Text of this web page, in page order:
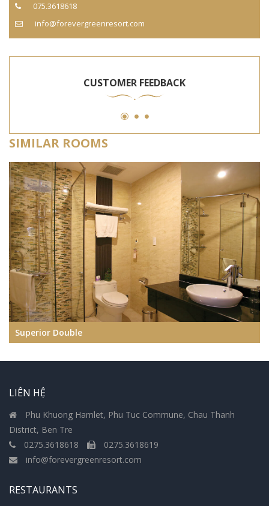
075.3618618
info@forevergreenresort.com
CUSTOMER FEEDBACK
SIMILAR ROOMS
Superior Double
LIÊN HỆ
Phu Khuong Hamlet, Phu Tuc Commune, Chau Thanh
District, Ben Tre
0275.3618618
0275.3618619
info@forevergreenresort.com
RESTAURANTS